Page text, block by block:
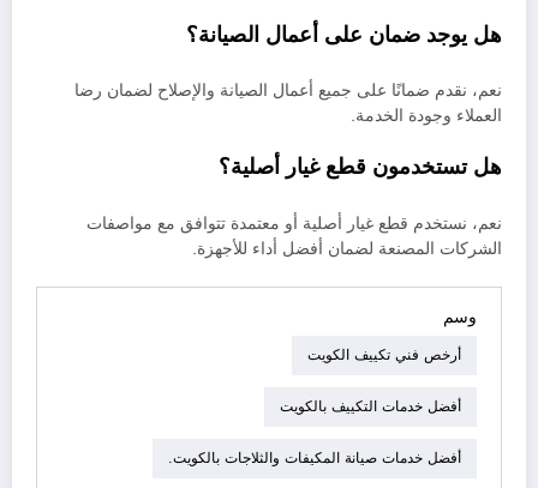
هل يوجد ضمان على أعمال الصيانة؟
نعم، نقدم ضمانًا على جميع أعمال الصيانة والإصلاح لضمان رضا
العملاء وجودة الخدمة.
هل تستخدمون قطع غيار أصلية؟
نعم، نستخدم قطع غيار أصلية أو معتمدة تتوافق مع مواصفات
الشركات المصنعة لضمان أفضل أداء للأجهزة.
وسم
أرخص فني تكييف الكويت
أفضل خدمات التكييف بالكويت
أفضل خدمات صيانة المكيفات والثلاجات بالكويت.